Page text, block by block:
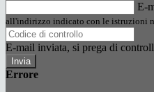
E-
all'indirizzo indicato con le istruzioni
E-mail inviata, si prega di
Errore